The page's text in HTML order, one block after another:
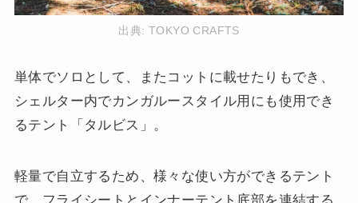
出典: TOKYO CRAFTS
単体でソロとして、またコットに載せたりもでき、
シェルター内でカンガルースタイル用にも使用でき
るテント「タルビス」。
軽量で自立するため、様々な使い方ができるテント